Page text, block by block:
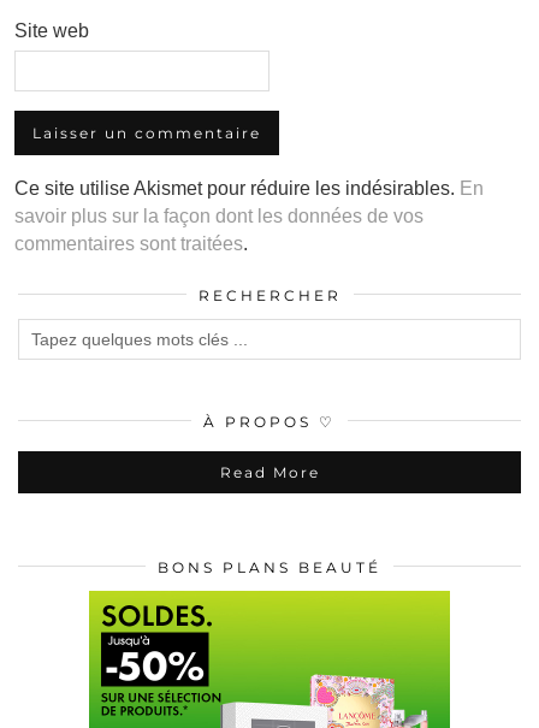
Site web
Ce site utilise Akismet pour réduire les indésirables. En
savoir plus sur la façon dont les données de vos
commentaires sont traitées.
RECHERCHER
À PROPOS ♡
Read More
BONS PLANS BEAUTÉ